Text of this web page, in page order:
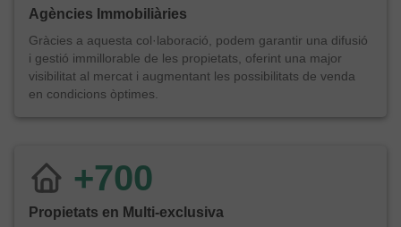
Agències Immobiliàries
Gràcies a aquesta col·laboració, podem garantir una difusió
i gestió immillorable de les propietats, oferint una major
visibilitat al mercat i augmentant les possibilitats de venda
en condicions òptimes.
+700
Propietats en Multi-exclusiva